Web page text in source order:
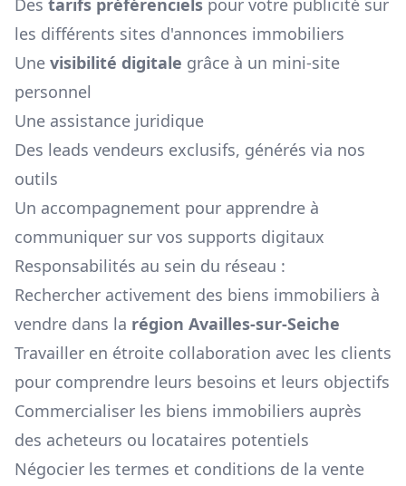
Des tarifs préférenciels pour votre publicité sur
les différents sites d'annonces immobiliers
Une visibilité digitale grâce à un mini-site
personnel
Une assistance juridique
Des leads vendeurs exclusifs, générés via nos
outils
Un accompagnement pour apprendre à
communiquer sur vos supports digitaux
Responsabilités au sein du réseau :
Rechercher activement des biens immobiliers à
vendre dans la région Availles-sur-Seiche
Travailler en étroite collaboration avec les clients
pour comprendre leurs besoins et leurs objectifs
Commercialiser les biens immobiliers auprès
des acheteurs ou locataires potentiels
Négocier les termes et conditions de la vente